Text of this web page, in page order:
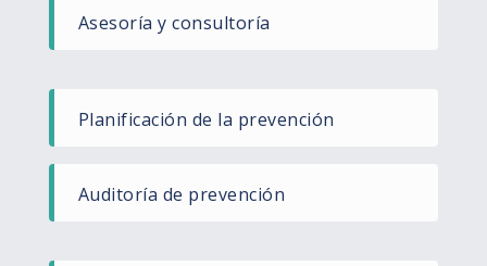
Asesoría y consultoría​
Planificación de la prevención​
Auditoría de prevención